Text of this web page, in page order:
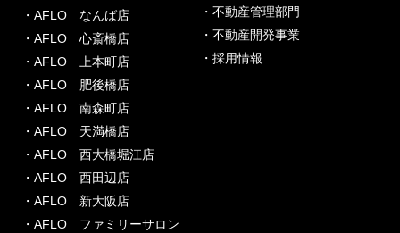
・AFLO なんば店
・AFLO 心斎橋店
・AFLO 上本町店
・AFLO 肥後橋店
・AFLO 南森町店
・AFLO 天満橋店
・AFLO 西大橋堀江店
・AFLO 西田辺店
・AFLO 新大阪店
・AFLO ファミリーサロン
・不動産管理部門
・不動産開発事業
・採用情報